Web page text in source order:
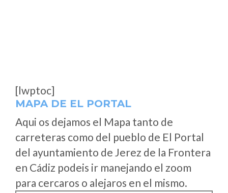
[lwptoc]
MAPA DE EL PORTAL
Aqui os dejamos el Mapa tanto de
carreteras como del pueblo de El Portal
del ayuntamiento de Jerez de la Frontera
en Cádiz podeis ir manejando el zoom
para cercaros o alejaros en el mismo.